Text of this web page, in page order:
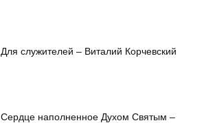
Для служителей – Виталий Корчевский
Сердце наполненное Духом Святым –